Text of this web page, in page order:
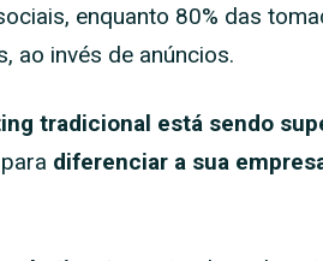
enquanto 80% das
ao invés de anúncios.
tradicional está sendo
diferenciar a sua